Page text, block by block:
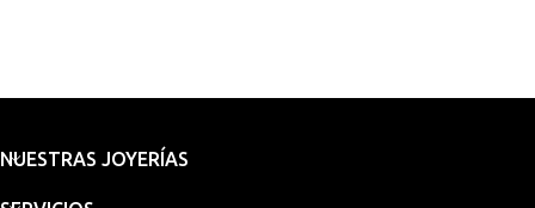
NUESTRAS JOYERÍAS